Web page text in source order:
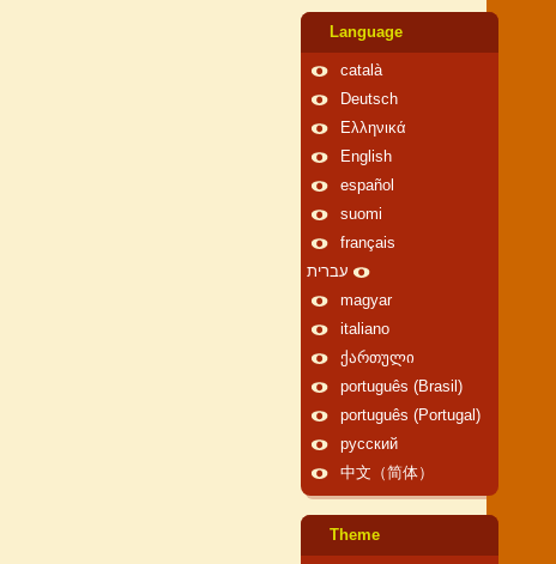
Language
català
Deutsch
Ελληνικά
English
español
suomi
français
עברית
magyar
italiano
ქართული
português (Brasil)
português (Portugal)
русский
中文（简体）
Theme